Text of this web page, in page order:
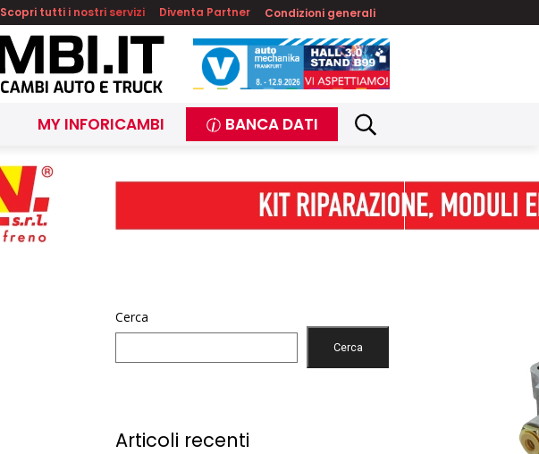
Scopri tutti i nostri servizi Diventa Partner Condizioni generali
MY INFORICAMBI BANCA DATI
Cerca
Cerca
Articoli recenti